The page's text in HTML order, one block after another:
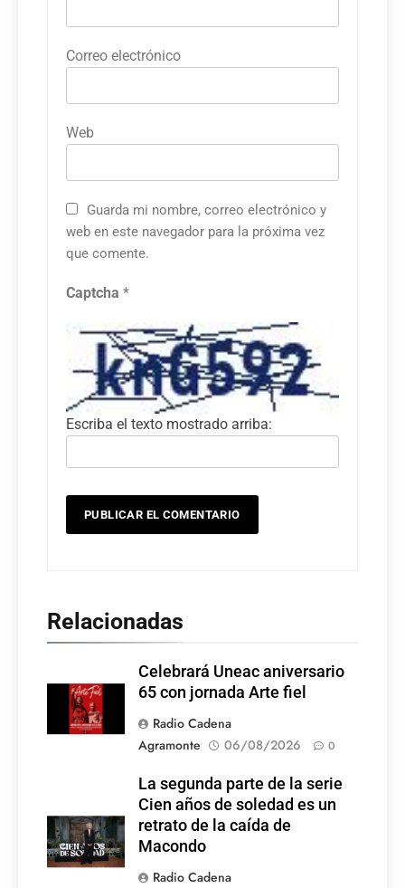
Correo electrónico
Web
Guarda mi nombre, correo electrónico y
web en este navegador para la próxima vez
que comente.
Captcha *
Escriba el texto mostrado arriba:
Relacionadas
Celebrará Uneac aniversario
65 con jornada Arte fiel
Radio Cadena
Agramonte
06/08/2026 0
La segunda parte de la serie
Cien años de soledad es un
retrato de la caída de
Macondo
Radio Cadena